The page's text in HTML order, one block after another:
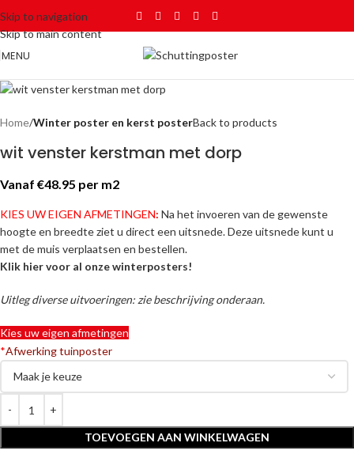
Skip to navigation
Skip to main content
MENU
Home Winter poster en kerst posterBack to products
wit venster kerstman met dorp
Vanaf €48.95 per m2
KIES UW EIGEN AFMETINGEN: Na het invoeren van de gewenste
hoogte en breedte ziet u direct een uitsnede. Deze uitsnede kunt u
met de muis verplaatsen en bestellen.
Klik hier voor al onze winterposters!
Uitleg diverse uitvoeringen: zie beschrijving onderaan.
Kies uw eigen afmetingen
*Afwerking tuinposter
TOEVOEGEN AAN WINKELWAGEN